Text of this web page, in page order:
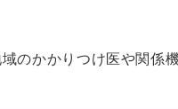
のかかりつけ医や関係